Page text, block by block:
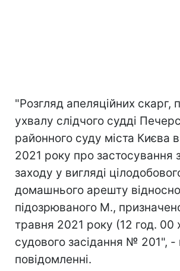
"Розгляд апеляційних скарг,
ухвалу слідчого судді
районного суду міста Києва
2021 року про застосування
заходу у вигляді
домашнього арешту відносно
підозрюваного М.,
травня 2021 року (12 год. 00
судового засідання № 201", -
повідомленні.